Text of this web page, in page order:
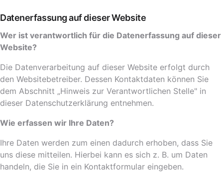
Datenerfassung auf dieser Website
Wer ist verantwortlich für die Datenerfassung auf dieser
Website?
Die Datenverarbeitung auf dieser Website erfolgt durch
den Websitebetreiber. Dessen Kontaktdaten können Sie
dem Abschnitt „Hinweis zur Verantwortlichen Stelle" in
dieser Datenschutzerklärung entnehmen.
Wie erfassen wir Ihre Daten?
Ihre Daten werden zum einen dadurch erhoben, dass Sie
uns diese mitteilen. Hierbei kann es sich z. B. um Daten
handeln, die Sie in ein Kontaktformular eingeben.